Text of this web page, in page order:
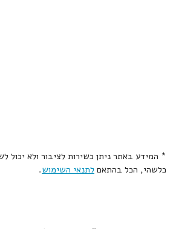
* המידע באתר ניתן כשירות לציבור ולא יכול
כלשהי, הכל בהתאם לתנאי השימוש.